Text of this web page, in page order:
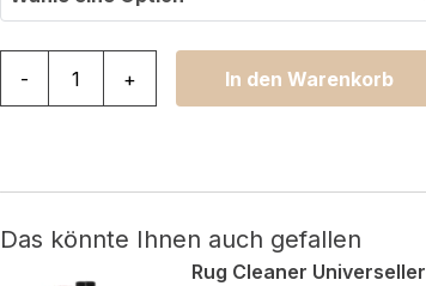
- + In den Warenkorb
Das könnte Ihnen auch gefallen
Rug Cleaner Universeller